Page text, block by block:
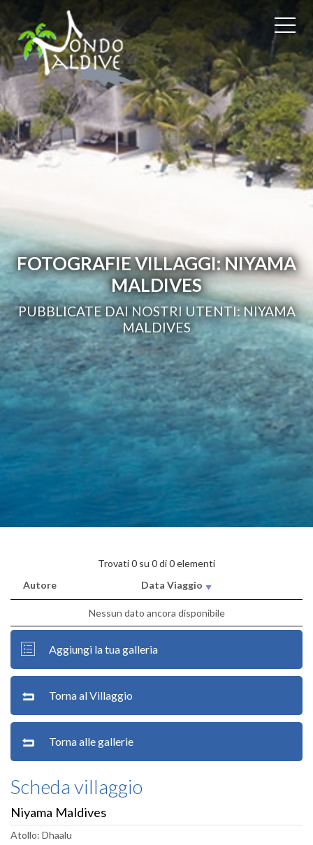
FOTOGRAFIE VILLAGGI: NIYAMA
MALDIVES
PUBBLICATE DAI NOSTRI UTENTI: NIYAMA
MALDIVES
Aggiungi la tua galleria
Torna al Villaggio
Torna alle gallerie
Scheda villaggio
Niyama Maldives
Atollo: Dhaalu
Trovati 0 su 0 di 0 elementi
Autore
Data Viaggio
Nessun dato ancora disponibile